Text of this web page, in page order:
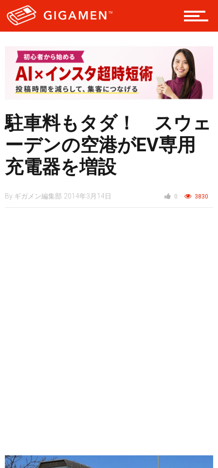
レジャー
ヘルス・健康
スタイル
仮想通貨
駐車料もタダ！ スウェ
ーデンの空港がEV専用
充電器を増設
By ギガメン編集部 2014年3月14日 0 3830